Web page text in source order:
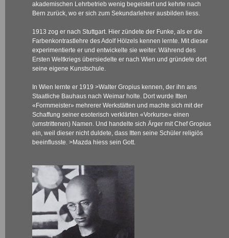
akademischen Lehrbetrieb wenig begeistert und kehrte nach
Bern zurück, wo er sich zum Sekundarlehrer ausbilden liess.
1913 zog er nach Stuttgart. Hier zündete der Funke, als er die
Farbenkontrastlehre des Adolf Hölzels kennen lernte. Mit dieser
experimentierte er und entwickelte sie weiter. Während des
Ersten Weltkriegs übersiedelte er nach Wien und gründete dort
seine eigene Kunstschule.
In Wien lernte er 1919 >Walter Gropius kennen, der ihn ans
Staatliche Bauhaus nach Weimar holte. Dort wurde Itten
«Formmeister» mehrerer Werkstätten und machte sich mit der
Schaffung seiner esoterisch verklärten «Vorkurse» einen
(umstrittenen) Namen. Und handelte sich Ärger mit Chef Gropius
ein, weil dieser nicht duldete, dass Itten seine Schüler religiös
beeinflusste. >Mazda hiess sein Gott.